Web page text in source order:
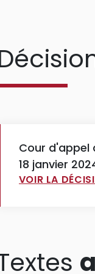
Cour d'appel
18 janvier
VOIR LA